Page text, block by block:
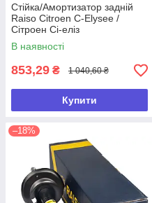
Стійка/Амортизатор задній
Raiso Citroen C-Elysee /
Сітроен Сі-еліз
В наявності
853,29 ₴ 1 040,60 ₴
Купити
–18%